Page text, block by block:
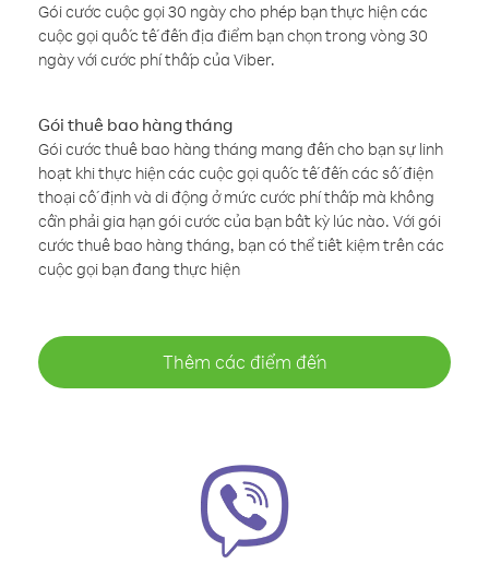
Gói cước cuộc gọi 30 ngày cho phép bạn thực hiện các
cuộc gọi quốc tế đến địa điểm bạn chọn trong vòng 30
ngày với cước phí thấp của Viber.
Gói thuê bao hàng tháng
Gói cước thuê bao hàng tháng mang đến cho bạn sự linh
hoạt khi thực hiện các cuộc gọi quốc tế đến các số điện
thoại cố định và di động ở mức cước phí thấp mà không
cần phải gia hạn gói cước của bạn bất kỳ lúc nào. Với gói
cước thuê bao hàng tháng, bạn có thể tiết kiệm trên các
cuộc gọi bạn đang thực hiện
Thêm các điểm đến